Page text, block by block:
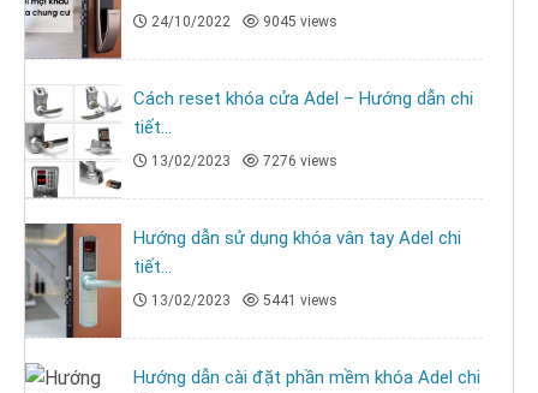
24/10/2022 9045 views
Cách reset khóa cửa Adel – Hướng dẫn chi
tiết...
13/02/2023 7276 views
Hướng dẫn sử dụng khóa vân tay Adel chi
tiết...
13/02/2023 5441 views
Hướng dẫn cài đặt phần mềm khóa Adel chi